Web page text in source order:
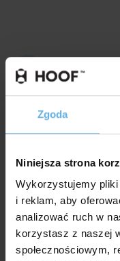
Zgoda
Niniejsza strona
Wykorzystujemy
i reklam, aby
analizować ruch w
korzystasz z naszej
społecznościowym,
ROZWOJU
Galeria